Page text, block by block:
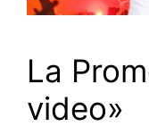
La
video»